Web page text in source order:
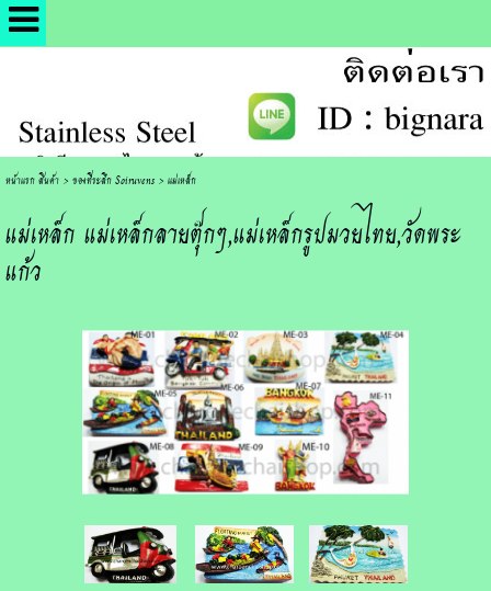
หน้าแรก สินค้า>ของที่ระลึก Soiruvens>แม่เหล็ก
แม่เหล็ก แม่เหล็กลายตุ๊กๆ,แม่เหล็กรูปมวยไทย,วัดพระ
แก้ว